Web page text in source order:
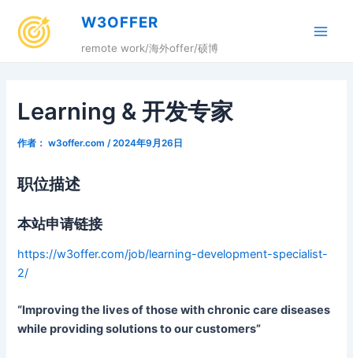
W3OFFER
remote work/海外offer/硕博
Learning & 开发专家
作者： w3offer.com /2024年9月26日
职位描述
本站申请链接
https://w3offer.com/job/learning-development-specialist-
2/
“Improving the lives of those with chronic care diseases
while providing solutions to our customers”